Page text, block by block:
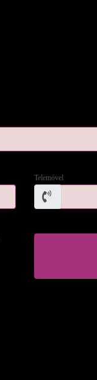
Telemóvel